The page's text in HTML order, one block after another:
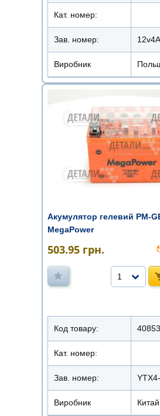
Кат. номер:
Зав. номер:
Виробник
Акумулятор гелевий PM-
MegaPower
503.95 грн.
1
Код товару: 40853
Кат. номер:
Зав. номер:
Виробник Китай